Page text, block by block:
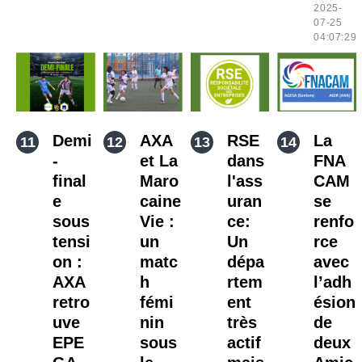
2025-
07-25
04:07:29
Demi
-
final
e
sous
tensi
on :
AXA
retro
uve
EPE
AXA
et La
Maro
caine
Vie :
un
matc
h
fémi
nin
sous
RSE
dans
l'ass
uran
ce:
Un
dépa
rtem
ent
très
actif
La
FNA
CAM
se
renfo
rce
avec
l’adh
ésion
de
deux